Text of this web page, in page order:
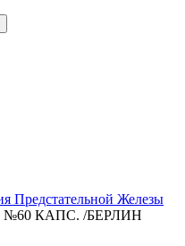
Предстательной Железы
КАПС. /БЕРЛИН